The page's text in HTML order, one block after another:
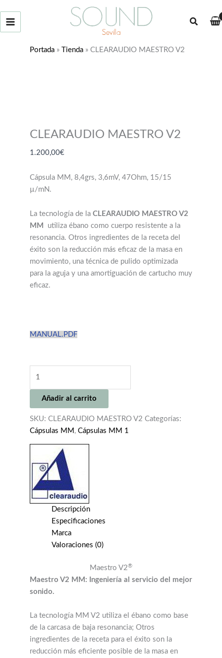
Buscar
Portada » Tienda » CLEARAUDIO MAESTRO V2
CLEARAUDIO MAESTRO V2
1.200,00€
Cápsula MM, 8,4grs, 3,6mV, 47Ohm, 15/15
µ/mN.
La tecnología de la CLEARAUDIO MAESTRO V2
MM
utiliza ébano como cuerpo resistente a la
resonancia. Otros ingredientes de la receta del
éxito son la reducción más eficaz de la masa en
movimiento, una técnica de pulido optimizada
para la aguja y una amortiguación de cartucho muy
eficaz.
MANUAL.PDF
cantidad
Añadir al carrito
SKU: CLEARAUDIO MAESTRO V2 Categorías:
Cápsulas MM , Cápsulas MM 1
Descripción
Especificaciones
Marca
Valoraciones (0)
Maestro V2®
Maestro V2 MM: Ingeniería al servicio del mejor
sonido.
La tecnología MM V2 utiliza el ébano como base
de la carcasa de baja resonancia; Otros
ingredientes de la receta para el éxito son la
reducción más eficiente posible de la masa en